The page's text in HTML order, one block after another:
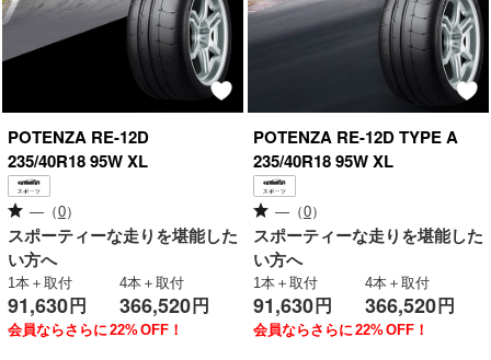
POTENZA RE-12D
235/40R18 95W XL
—（0）
スポーティーな走りを堪能した
い方へ
1本＋取付
91,630 円
4本＋取付
366,520 円
会員ならさらに 22%OFF！
POTENZA RE-12D TYPE A
235/40R18 95W XL
—（0）
スポーティーな走りを堪能した
い方へ
1本＋取付
91,630 円
4本＋取付
366,520 円
会員ならさらに 22%OFF！